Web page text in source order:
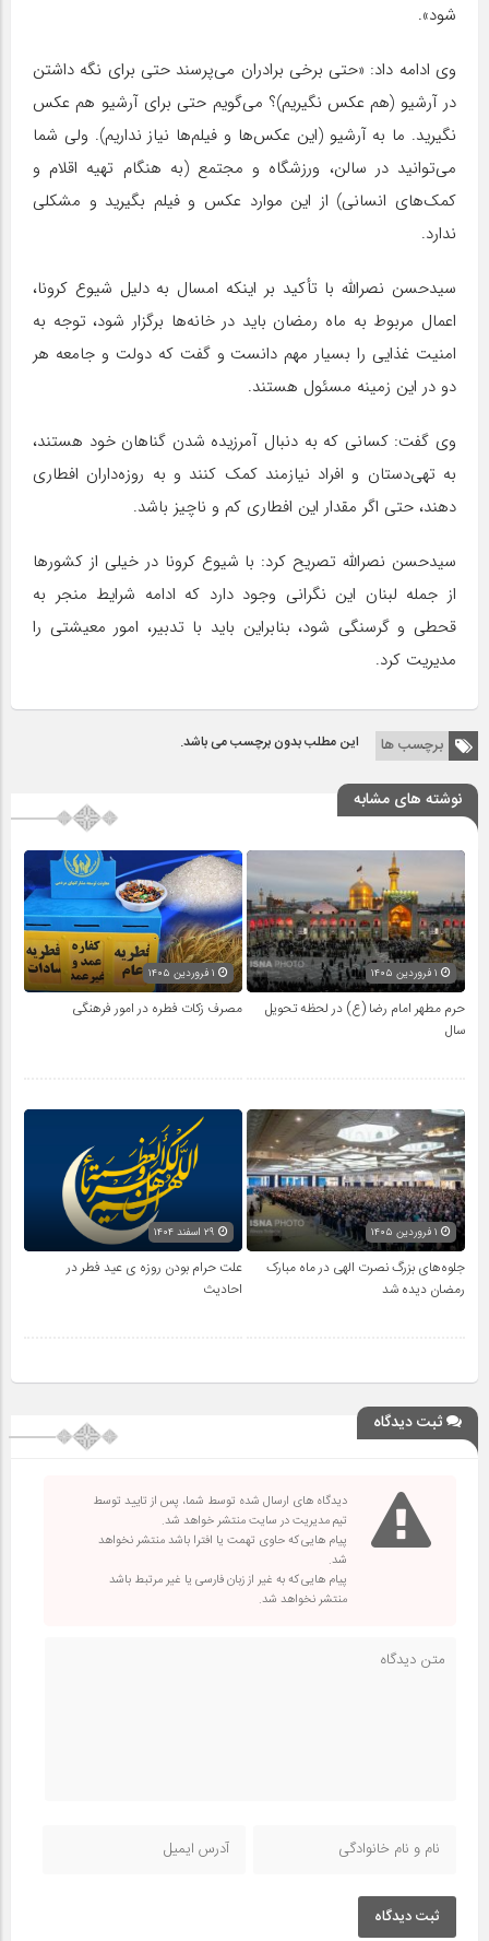
شود».
وی ادامه داد: «حتی برخی برادران می‌پرسند حتی برای نگه داشتن
در آرشیو (هم عکس نگیریم)؟ می‌گویم حتی برای آرشیو هم عکس
نگیرید. ما به آرشیو (این عکس‌ها و فیلم‌ها نیاز نداریم). ولی شما
می‌توانید در سالن، ورزشگاه و مجتمع (به هنگام تهیه اقلام و
کمک‌های انسانی) از این موارد عکس و فیلم بگیرید و مشکلی
ندارد.
سید‌حسن نصرالله با تأکید بر اینکه امسال به دلیل شیوع کرونا،
اعمال مربوط به ماه رمضان باید در خانه‌ها برگزار شود، توجه به
امنیت غذایی را بسیار مهم دانست و گفت که دولت و جامعه هر
دو در این زمینه مسئول هستند.
وی گفت: کسانی که به دنبال آمرزیده شدن گناهان خود هستند،
به تهی‌دستان و افراد نیازمند کمک کنند و به روزه‌داران افطاری
دهند، حتی اگر مقدار این افطاری کم و ناچیز باشد.
سید‌حسن نصرالله تصریح کرد: با شیوع کرونا در خیلی از کشورها
از جمله لبنان این نگرانی وجود دارد که ادامه شرایط منجر به
قحطی و گرسنگی شود، بنابراین باید با تدبیر، امور معیشتی را
مدیریت کرد.
برچسب ها این مطلب بدون برچسب می باشد.
نوشته های مشابه
حرم مطهر امام رضا (ع) در لحظه تحویل
سال
مصرف زکات فطره در امور فرهنگی
جلوه‌های بزرگ نصرت الهی در ماه مبارک
رمضان دیده شد
علت حرام بودن روزه ی عید فطر در
احادیث
ثبت دیدگاه
دیدگاه های ارسال شده توسط شما، پس از تایید توسط
تیم مدیریت در سایت منتشر خواهد شد.
پیام هایی که حاوی تهمت یا افترا باشد منتشر نخواهد
شد.
پیام هایی که به غیر از زبان فارسی یا غیر مرتبط باشد
منتشر نخواهد شد.
ثبت دیدگاه